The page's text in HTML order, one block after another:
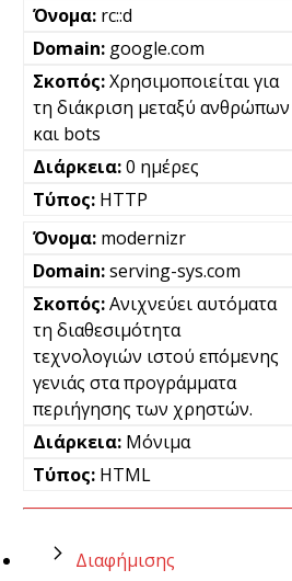
rc::d
google.com
Χρησιμοποιείται για
τη διάκριση μεταξύ ανθρώπων
και bots
0 ημέρες
HTTP
modernizr
serving-sys.com
Ανιχνεύει αυτόματα
τη διαθεσιμότητα
τεχνολογιών ιστού επόμενης
γενιάς στα προγράμματα
περιήγησης των χρηστών.
Μόνιμα
HTML
Διαφήμισης